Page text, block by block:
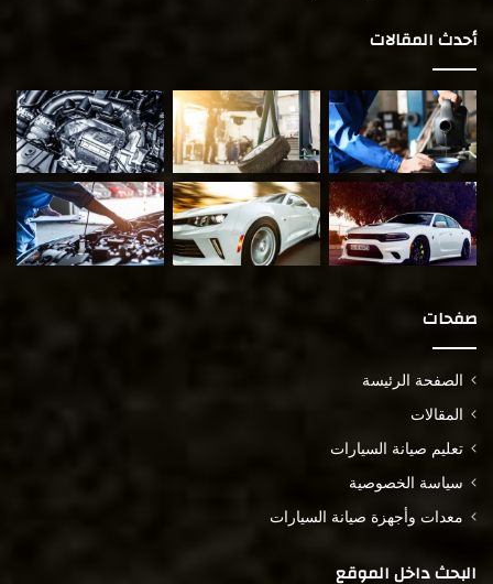
أحدث المقالات
صفحات
الصفحة الرئيسة
المقالات
تعليم صيانة السيارات
سياسة الخصوصية
معدات وأجهزة صيانة السيارات
البحث داخل الموقع